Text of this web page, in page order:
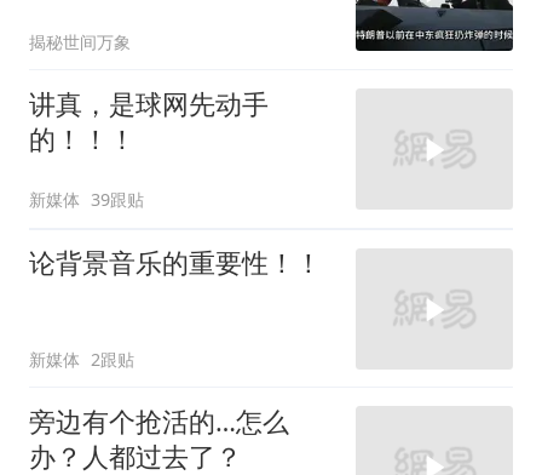
揭秘世间万象
讲真，是球网先动手
的！！！
新媒体 39跟贴
论背景音乐的重要性！！
新媒体 2跟贴
旁边有个抢活的…怎么
办？人都过去了？